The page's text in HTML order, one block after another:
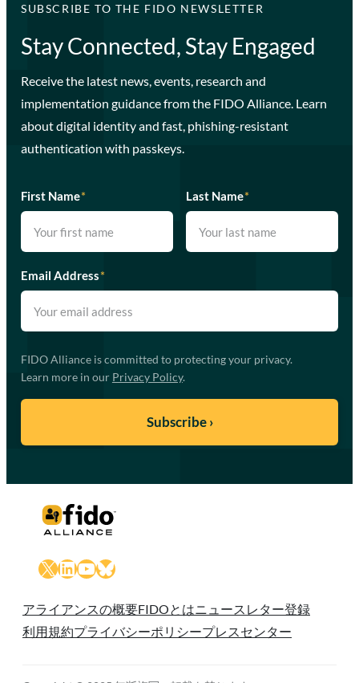
SUBSCRIBE TO THE FIDO NEWSLETTER
Stay Connected, Stay Engaged
Receive the latest news, events, research and
implementation guidance from the FIDO Alliance. Learn
about digital identity and fast, phishing-resistant
authentication with passkeys.
First Name* Last Name*
Email Address*
FIDO Alliance is committed to protecting your privacy.
Learn more in our Privacy Policy.
X LinkedIn
YouTube
Bluesky
アライアンスの概要FIDOとは ニュースレター登録
利用規約プライバシーポリシープレスセンター